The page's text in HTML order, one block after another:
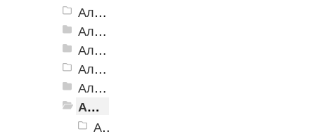
Алюминиевый угол-порог АУ-50 Евро, 2500мм
Алюминиевый угол-порог АУ-50 премиум
Алюминиевый угол-порог с двойной резиновой вставкой АУ-68
Алюминиевый угол-порог АУ-72
Алюминиевый угол-порог с тройной резиновой вставкой АУ-98
Алюминиевый угол-порог с пятью резиновыми вставками АУ-160
Алюминиевый угол-порог АУ-160, черный